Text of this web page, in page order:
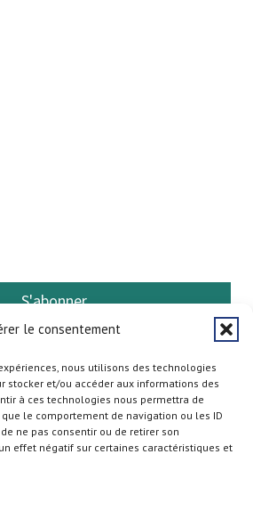
le consentement
nous utilisons des technologies
stocker et/ou accéder aux informations des
à ces technologies nous permettra de
le comportement de navigation ou les ID
ne pas consentir ou de retirer son
effet négatif sur certaines caractéristiques et
S'abonner